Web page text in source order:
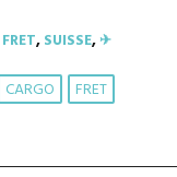
FRET,SUISSE,✈︎
CARGO
FRET